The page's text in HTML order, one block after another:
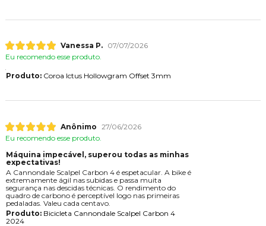
Vanessa P.
07/07/2026
Eu recomendo esse produto.
Produto:Coroa Ictus Hollowgram Offset 3mm
Anônimo 27/06/2026
Eu recomendo esse produto.
Máquina impecável, superou todas as minhas
expectativas!
A Cannondale Scalpel Carbon 4 é espetacular. A bike é
extremamente ágil nas subidas e passa muita
segurança nas descidas técnicas. O rendimento do
quadro de carbono é perceptível logo nas primeiras
pedaladas. Valeu cada centavo.
Produto:Bicicleta Cannondale Scalpel Carbon 4
2024